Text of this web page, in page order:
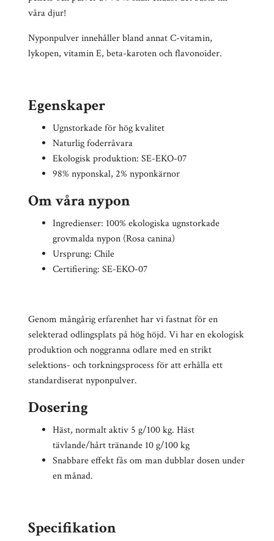
våra djur!
Nyponpulver innehåller bland annat C-vitamin,
lykopen, vitamin E, beta-karoten och flavonoider.
Egenskaper
Ugnstorkade för hög kvalitet
Naturlig foderråvara
Ekologisk produktion: SE-EKO-07
98% nyponskal, 2% nyponkärnor
Om våra nypon
Ingredienser: 100% ekologiska ugnstorkade
grovmalda nypon (Rosa canina)
Ursprung: Chile
Certifiering: SE-EKO-07
Genom mångårig erfarenhet har vi fastnat för en
selekterad odlingsplats på hög höjd. Vi har en ekologisk
produktion och noggranna odlare med en strikt
selektions- och torkningsprocess för att erhålla ett
standardiserat nyponpulver.
Dosering
Häst, normalt aktiv 5 g/100 kg. Häst
tävlande/hårt tränande 10 g/100 kg
Snabbare effekt fås om man dubblar dosen under
en månad.
Specifikation